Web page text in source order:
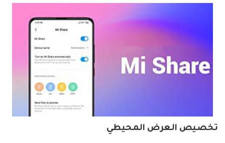
تخصيص العرض المحيطي